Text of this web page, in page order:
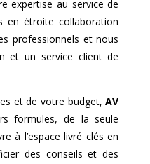
expertise au service de
en étroite collaboration
professionnels et nous
et un service client de
et de votre budget,AV
formules, de la seule
à l’espace livré clés en
des conseils et des